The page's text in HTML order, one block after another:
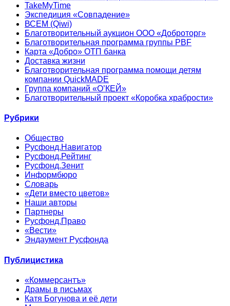
TakeMyTime
Экспедиция «Совпадение»
ВСЕМ (Qiwi)
Благотворительный аукцион ООО «Доброторг»
Благотворительная программа группы PBF
Карта «Добро» ОТП банка
Доставка жизни
Благотворительная программа помощи детям
компании QuickMADE
Группа компаний «О’КЕЙ»
Благотворительный проект «Коробка храбрости»
Рубрики
Общество
Русфонд.Навигатор
Русфонд.Рейтинг
Русфонд.Зенит
Информбюро
Словарь
«Дети вместо цветов»
Наши авторы
Партнеры
Русфонд.Право
«Вести»
Эндаумент Русфонда
Публицистика
«Коммерсантъ»
Драмы в письмах
Катя Богунова и её дети